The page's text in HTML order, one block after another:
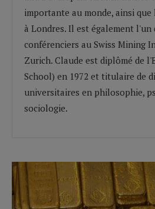
importante au monde, ainsi
à Londres. Il est également l'un
conférenciers au Swiss Mining
Zurich. Claude est diplômé de
School) en 1972 et titulaire de
universitaires en philosophie,
sociologie.